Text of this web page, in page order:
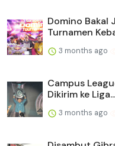
Domino Bakal
Turnamen
3 months ago
Campus
Dikirim ke Liga...
3 months ago